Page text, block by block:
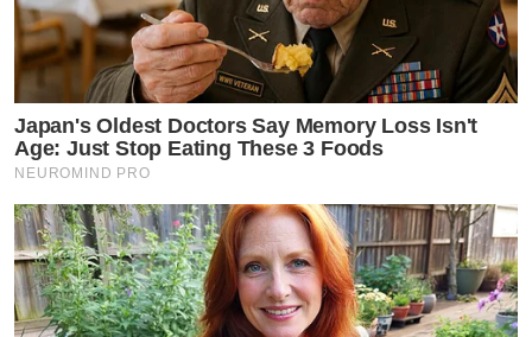
Cr. IG @danworrawech
by TVPOOL ONLINE
Japan's Oldest Doctors Say Memory Loss Isn't
Age: Just Stop Eating These 3 Foods
NEUROMIND PRO